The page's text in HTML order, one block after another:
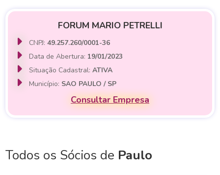
FORUM MARIO PETRELLI
CNPJ:49.257.260/0001-36
Data de Abertura: 19/01/2023
Situação Cadastral:ATIVA
Município: SAO PAULO / SP
Consultar Empresa
Todos os Sócios de Paulo